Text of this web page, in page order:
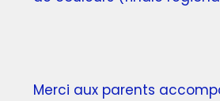
Merci aux parents